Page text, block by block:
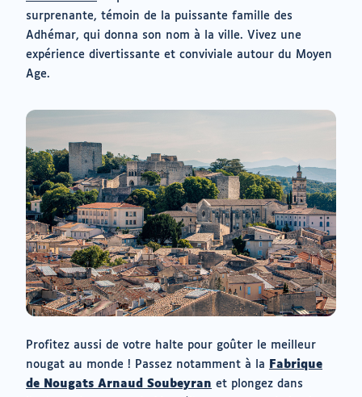
surprenante, témoin de la puissante famille des
Adhémar, qui donna son nom à la ville. Vivez une
expérience divertissante et conviviale autour du Moyen
Age.
Profitez aussi de votre halte pour goûter le meilleur
nougat au monde ! Passez notamment à la
Fabrique
de Nougats Arnaud Soubeyran et plongez dans